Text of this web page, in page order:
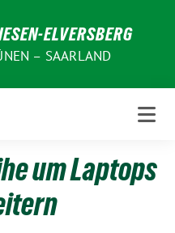
ELVERSBERG
– SAARLAND
um Laptops